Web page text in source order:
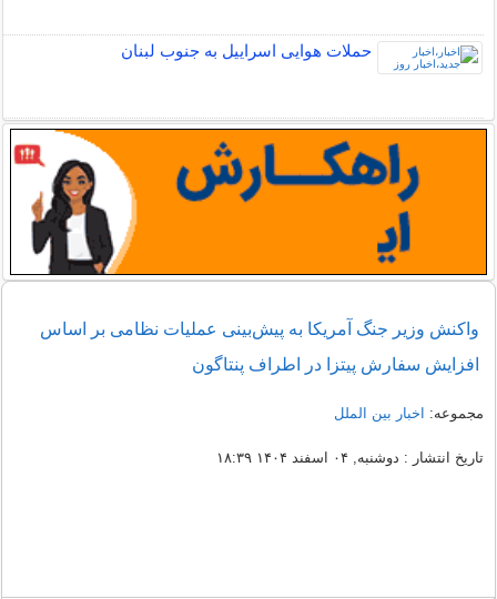
حملات هوایی اسراییل به جنوب لبنان
واکنش وزیر جنگ آمریکا به پیش‌بینی عملیات نظامی بر اساس
افزایش سفارش پیتزا در اطراف پنتاگون
مجموعه: اخبار بین الملل
تاریخ انتشار : دوشنبه, ۰۴ اسفند ۱۴۰۴ ۱۸:۳۹